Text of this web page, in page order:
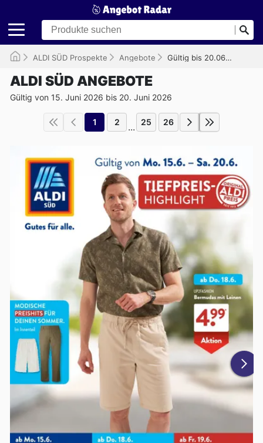
ALDI SÜD Prospekte Angebote Gültig bis 20.06.2026
ALDI SÜD ANGEBOTE
Gültig von 15. Juni 2026 bis 20. Juni 2026
1 2 ... 25 26